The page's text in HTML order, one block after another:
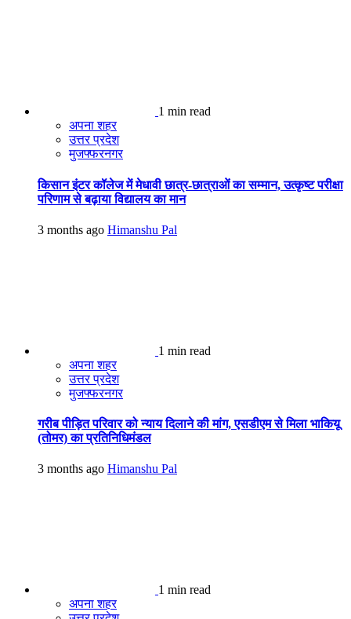
1 min read
अपना शहर
उत्तर प्रदेश
मुजफ्फरनगर
किसान इंटर कॉलेज में मेधावी छात्र-छात्राओं का सम्मान, उत्कृष्ट परीक्षा
परिणाम से बढ़ाया विद्यालय का मान
3 months ago Himanshu Pal
1 min read
अपना शहर
उत्तर प्रदेश
मुजफ्फरनगर
गरीब पीड़ित परिवार को न्याय दिलाने की मांग, एसडीएम से मिला भाकियू
(तोमर) का प्रतिनिधिमंडल
3 months ago Himanshu Pal
1 min read
अपना शहर